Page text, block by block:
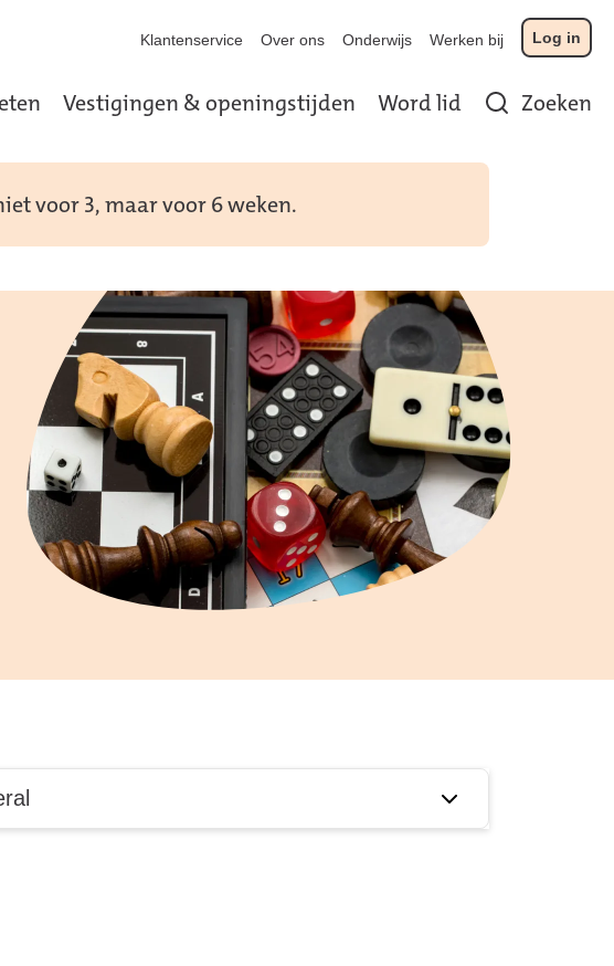
Vestigingen & openingstijden Word lid Zoeken
Klantenservice Over ons Onderwijs Werken bij Log in
voor 3, maar voor 6 weken.